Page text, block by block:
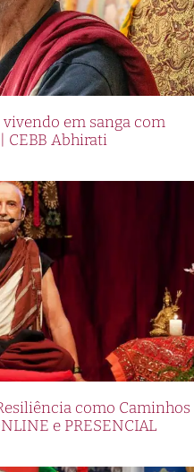
em sanga com
CEBB Abhirati
como Caminhos
e PRESENCIAL